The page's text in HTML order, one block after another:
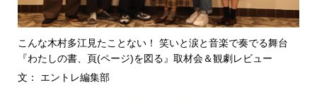
こんな木村多江見たことない！ 笑いと涙と音楽で奏でる舞台
『わたしの書、頁(ページ)を図る』取材会＆観劇レビュー
文： エントレ編集部